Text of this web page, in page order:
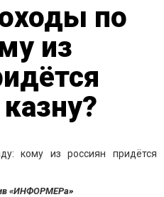
по
из
«ИНФОРМЕРа»